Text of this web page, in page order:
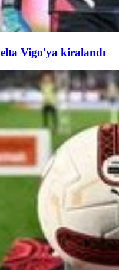
Vigo'ya kiralandı